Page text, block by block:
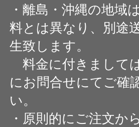
・離島・沖縄の地域
料とは異なり、別途
生致します。
料金に付きまして
にお問合せにてご確
い。
・原則的にご注文か